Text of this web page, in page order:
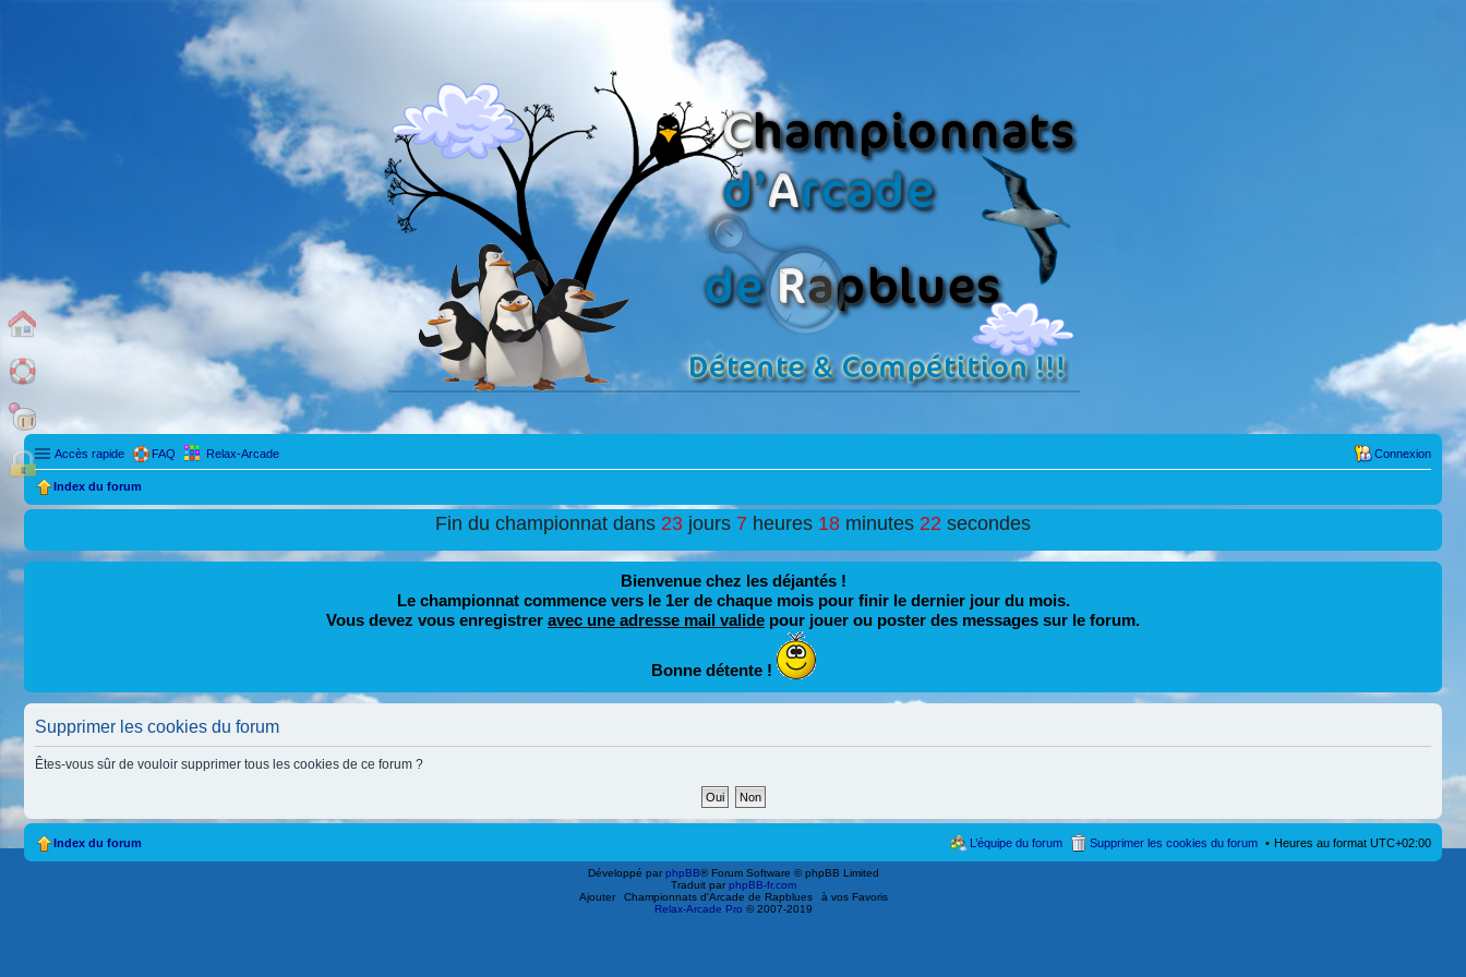
Accès rapide FAQ Relax-Arcade Connexion
Index du forum
Fin du championnat dans 23 jours 7 heures 18 minutes 22 secondes
Bienvenue chez les déjantés !
Le championnat commence vers le 1er de chaque mois pour finir le dernier jour du mois.
Vous devez vous enregistrer avec une adresse mail valide pour jouer ou poster des messages sur le forum.
Bonne détente !
Supprimer les cookies du forum
Êtes-vous sûr de vouloir supprimer tous les cookies de ce forum ?
Index du forum Heures au format UTC+02:00
Supprimer les cookies du forum
L’équipe du forum
Développé parphpBB® Forum Software © phpBB Limited
Traduit parphpBB-fr.com
Ajouter
Championnats d'Arcade de Rapblues
à vos Favoris
Relax-Arcade Pro © 2007-2019